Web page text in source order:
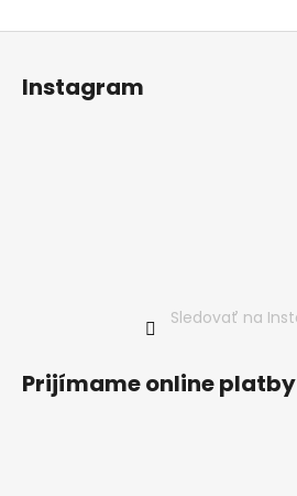
Z
Instagram
Sledovať na
Prijímame online platby